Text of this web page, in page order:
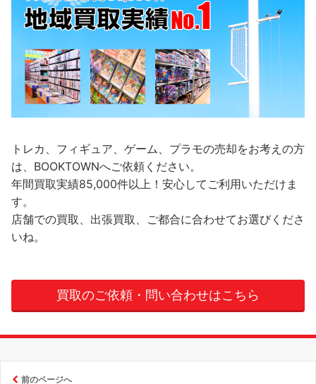
トレカ、フィギュア、ゲーム、プラモの売却をお考えの方
は、BOOKTOWNへご依頼ください。
年間買取実績85,000件以上！安心してご利用いただけま
す。
店舗での買取、出張買取、ご都合に合わせてお選びくださ
いね。
買取のご依頼・問い合わせはこちら
前のページへ